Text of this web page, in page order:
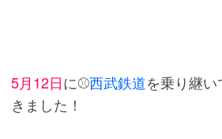
5月12日に⚾西武鉄道を乗り継い
きました！